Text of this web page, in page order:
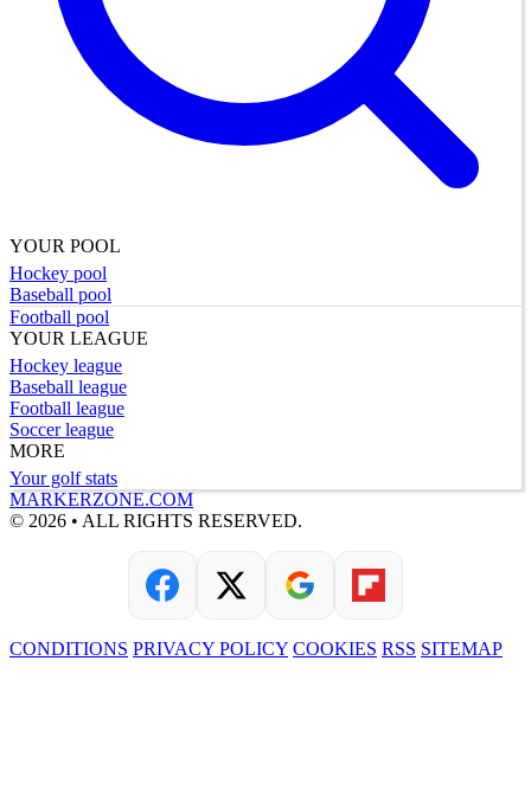
YOUR POOL
Hockey pool
Baseball pool
Football pool
YOUR LEAGUE
Hockey league
Baseball league
Football league
Soccer league
MORE
Your golf stats
MARKERZONE.COM
© 2026 • ALL RIGHTS RESERVED.
CONDITIONS PRIVACY POLICY COOKIES RSS SITEMAP